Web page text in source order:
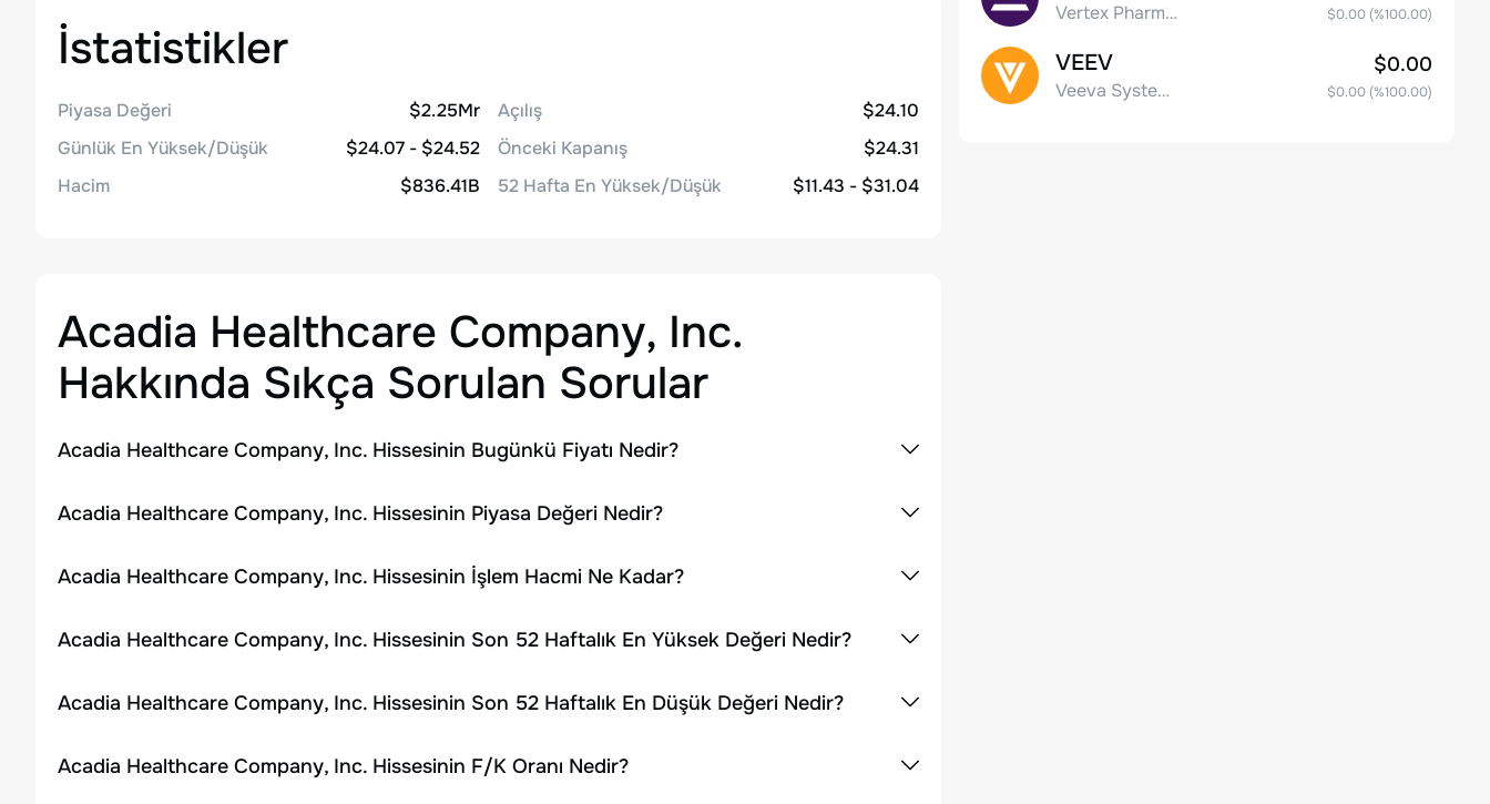
İstatistikler
Piyasa Değeri
$2.25Mr
Günlük En Yüksek/Düşük
$24.07 - $24.52
Hacim
$836.41B
Açılış
$24.10
Önceki Kapanış
$24.31
52 Hafta En Yüksek/Düşük
$11.43 - $31.04
Acadia Healthcare Company, Inc.
Hakkında Sıkça Sorulan Sorular
Acadia Healthcare Company, Inc. Hissesinin Bugünkü Fiyatı Nedir?
Acadia Healthcare Company, Inc. Hissesinin Piyasa Değeri Nedir?
Acadia Healthcare Company, Inc. Hissesinin İşlem Hacmi Ne Kadar?
Acadia Healthcare Company, Inc. Hissesinin Son 52 Haftalık En Yüksek Değeri Nedir?
Acadia Healthcare Company, Inc. Hissesinin Son 52 Haftalık En Düşük Değeri Nedir?
Acadia Healthcare Company, Inc. Hissesinin F/K Oranı Nedir?
Vertex Pharmaceuticals Inc $0.00(%100.00)
VEEV
Veeva Systems Inc.
$0.00
$0.00(%100.00)